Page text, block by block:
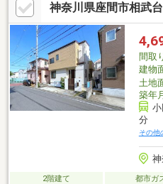
神奈川県座間市相武
間取
建物
土地
築年
分
その他
2階建て 都市ガ